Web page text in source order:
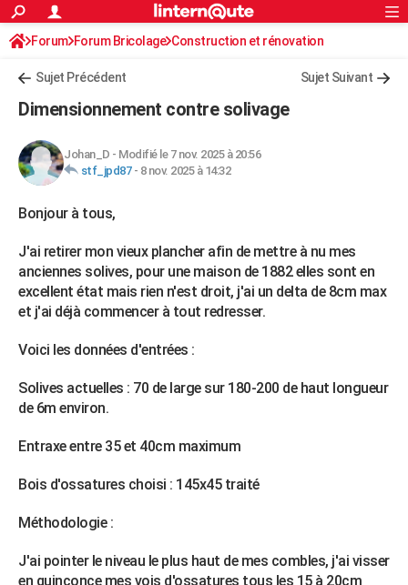
ACTUALITÉS
Politique
Société
Faits Divers
Education
Monde
Villes
+
Retraite
Impôts
Epargne
Immobilier
Risques naturels par ville
Banque
Assurance
Crédit
AUTO
HIGH-TECH
BRICOLAGE
Forum
Aménagement intérieur
Extérieur
Cuisine
Salle de bains
Jardinage
Rangement
WEEK-END
Guides de France
Escapades
Patrimoine
Expositions
Musées
Week-end nature
+LIFESTYLE
Art de vivre
Bien-être
Loisirs
Mode
Modes de vie
SANTE
Alimentation
Guide de la santé
Maladies
Médicaments
Sommeil
VOYAGE
Carte de Noël
Carte Bonne année
Carte Saint-Valentin
Carte Pâques
Carte d'anniversaire
DICTIONNAIRE
Rechercher
S'inscrire
Connexion
Forum Forum Bricolage Construction et rénovation
Charpente, toiture, combles
Sujet Précédent Sujet Suivant
Dimensionnement contre solivage
Johan_D - Modifié le 7 nov. 2025 à 20:56
stf_jpd87- 8 nov. 2025 à 14:32
Bonjour à tous,
J'ai retirer mon vieux plancher afin de mettre à nu mes
anciennes solives, pour une maison de 1882 elles sont en
excellent état mais rien n'est droit, j'ai un delta de 8cm max
et j'ai déjà commencer à tout redresser.
Voici les données d'entrées :
Solives actuelles : 70 de large sur 180-200 de haut longueur
de 6m environ.
Entraxe entre 35 et 40cm maximum
Bois d'ossatures choisi : 145x45 traité
Méthodologie :
J'ai pointer le niveau le plus haut de mes combles, j'ai visser
en quinconce mes vois d'ossatures tous les 15 à 20cm